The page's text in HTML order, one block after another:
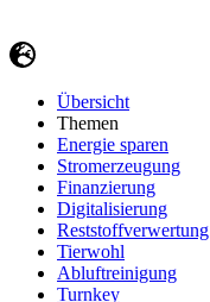
Übersicht
Themen
Energie sparen
Stromerzeugung
Finanzierung
Digitalisierung
Reststoffverwertung
Tierwohl
Abluftreinigung
Turnkey